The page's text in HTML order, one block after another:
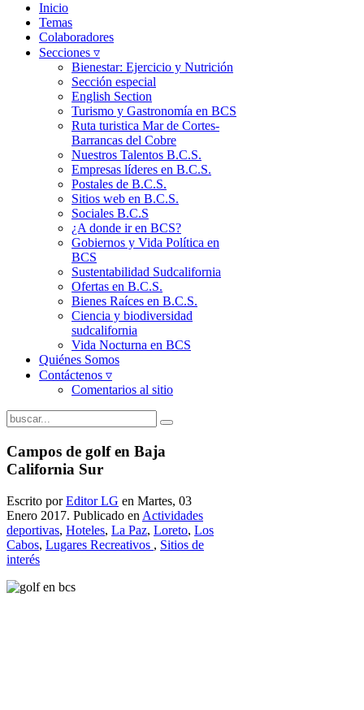
Inicio
Temas
Colaboradores
Secciones ▿
Bienestar: Ejercicio y Nutrición
Sección especial
English Section
Turismo y Gastronomía en BCS
Ruta turistica Mar de Cortes-
Barrancas del Cobre
Nuestros Talentos B.C.S.
Empresas líderes en B.C.S.
Postales de B.C.S.
Sitios web en B.C.S.
Sociales B.C.S
¿A donde ir en BCS?
Gobiernos y Vida Política en
BCS
Sustentabilidad Sudcalifornia
Ofertas en B.C.S.
Bienes Raíces en B.C.S.
Ciencia y biodiversidad
sudcalifornia
Vida Nocturna en BCS
Quiénes Somos
Contáctenos ▿
Comentarios al sitio
Campos de golf en Baja
California Sur
Escrito porEditor LG en Martes, 03
Enero 2017. Publicado en Actividades
deportivas, Hoteles, La Paz, Loreto, Los
Cabos, Lugares Recreativos , Sitios de
interés